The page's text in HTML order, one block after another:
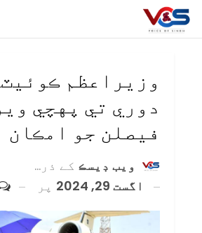
وزيراعظم
دوري تي پهچي
فيصلن جو امڪان
ويب ڊيسڪ کے ذریعہ
اگست 29, 2024
پر